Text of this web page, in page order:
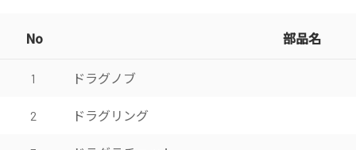
No 部品名
1 ドラグノブ
2 ドラグリング